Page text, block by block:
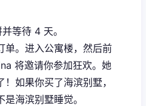
等待 4 天。
单。进入公寓楼，然后前
将邀请你参加狂欢。她
如果你买了海滨别墅，
海滨别墅睡觉。